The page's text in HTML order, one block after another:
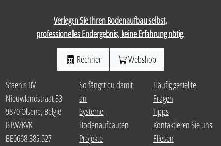
Verlegen Sie Ihren Bodenaufbau selbst,
professionelles Endergebnis, keine Erfahrung nötig.
Rechner Webshop
Staenis BV
Nieuwlandstraat 33
9870 Olsene, België
BTW/KVK
BE0668.385.527
So fängst du damit
an
Systeme
Bodenaufbauten
Projekte
Häufig gestellte
Fragen
Tipps
Kontaktieren Sie uns
Fliesen